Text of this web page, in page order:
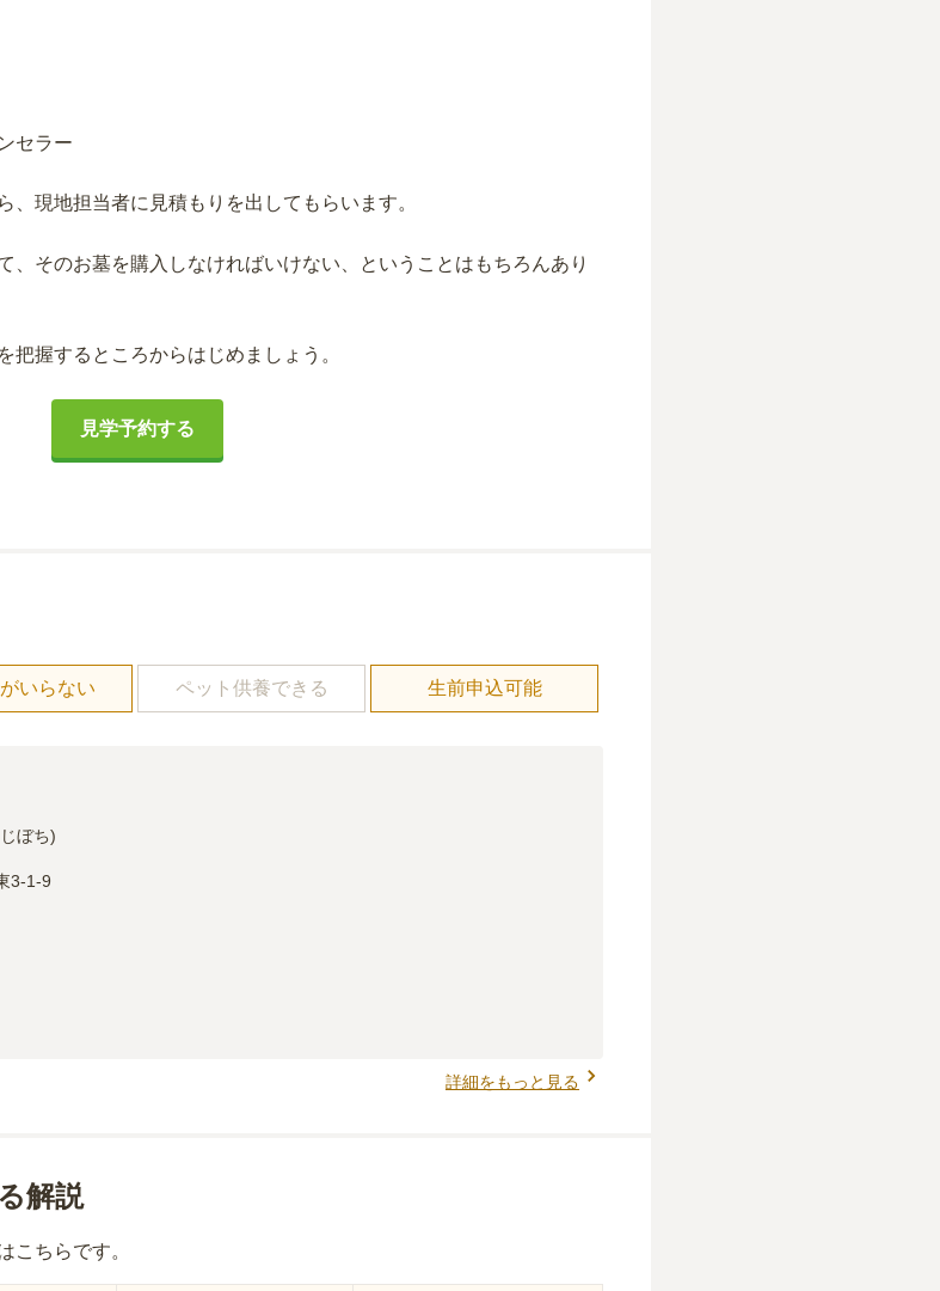
、現地担当者に見積もりを出してもらいます。
、そのお墓を購入しなければいけない、ということはもちろんあり
把握するところからはじめましょう。
見学予約する
いらない ペット供養できる 生前申込可能
ぼち)
3-1-9
詳細をもっと見る
解説
こちらです。